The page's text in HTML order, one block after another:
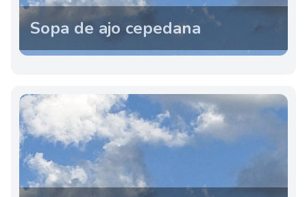
Sopa de ajo cepedana